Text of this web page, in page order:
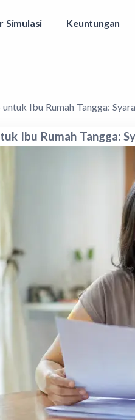
Simulasi Keuntungan
Ibu Rumah Tangga:
Ibu Rumah Tangga: